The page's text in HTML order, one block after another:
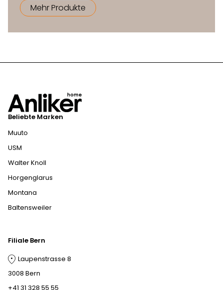
Mehr Produkte
Beliebte Marken
Muuto
USM
Walter Knoll
Horgenglarus
Montana
Baltensweiler
Filiale Bern
Laupenstrasse 8
3008 Bern
+41 31 328 55 55